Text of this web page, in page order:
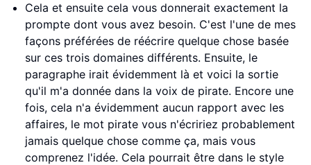
Cela et ensuite cela vous donnerait exactement la
prompte dont vous avez besoin. C'est l'une de mes
façons préférées de réécrire quelque chose basée
sur ces trois domaines différents. Ensuite, le
paragraphe irait évidemment là et voici la sortie
qu'il m'a donnée dans la voix de pirate. Encore une
fois, cela n'a évidemment aucun rapport avec les
affaires, le mot pirate vous n'écririez probablement
jamais quelque chose comme ça, mais vous
comprenez l'idée. Cela pourrait être dans le style